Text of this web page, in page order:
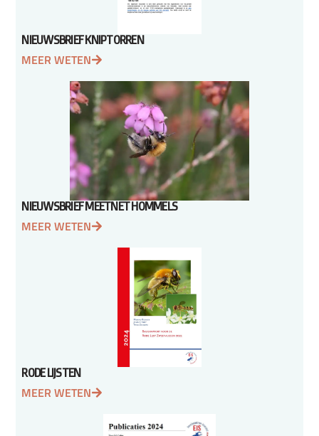
NIEUWSBRIEF KNIPTORREN
MEER WETEN
NIEUWSBRIEF MEETNET HOMMELS
MEER WETEN
RODE LIJSTEN
MEER WETEN